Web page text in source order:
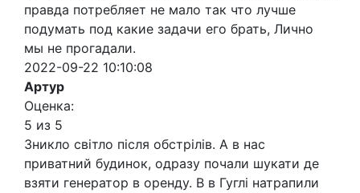
правда потребляет не мало так что лучше
подумать под какие задачи его брать, Лично
мы не прогадали.
2022-09-22 10:10:08
Артур
Оценка:
5 из 5
Зникло світло після обстрілів. А в нас
приватний будинок, одразу почали шукати де
взяти генератор в оренду. В в Гуглі натрапили